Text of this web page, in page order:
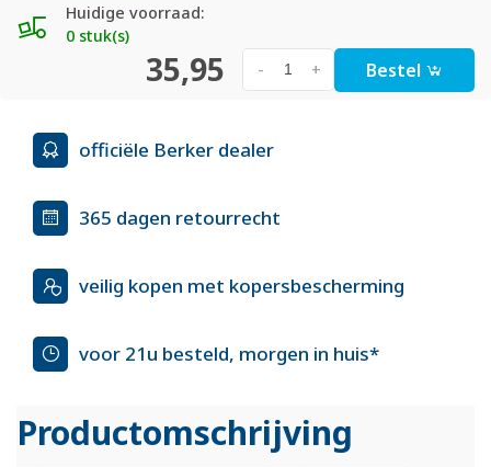
Huidige voorraad:
0 stuk(s)
35,95 +
- Bestel
officiële Berker dealer
365 dagen retourrecht
veilig kopen met kopersbescherming
voor 21u besteld, morgen in huis*
Productomschrijving